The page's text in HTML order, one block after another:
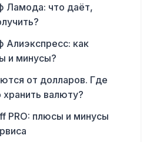
Ламода: что даёт,
Алиэкспресс: как
и минусы?
от долларов. Где
валюту?
PRO: плюсы и минусы